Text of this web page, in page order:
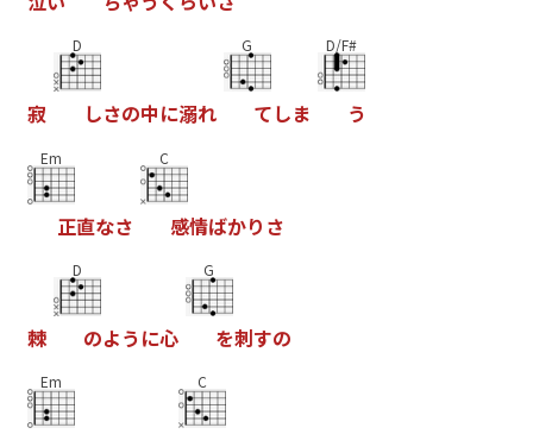
寂
D
しさの中に溺れ
G
てしま
D/F#
う
Em
正直なさ
C
感情ばかり さ
棘
D
のよう に心
G
を刺すの
Em C